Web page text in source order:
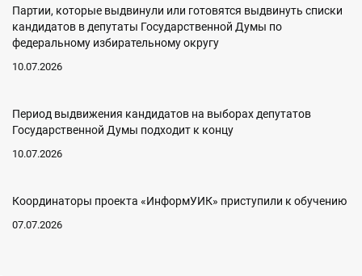
Партии, которые выдвинули или готовятся выдвинуть списки
кандидатов в депутаты Государственной Думы по
федеральному избирательному округу
10.07.2026
Период выдвижения кандидатов на выборах депутатов
Государственной Думы подходит к концу
10.07.2026
Координаторы проекта «ИнформУИК» приступили к обучению
07.07.2026